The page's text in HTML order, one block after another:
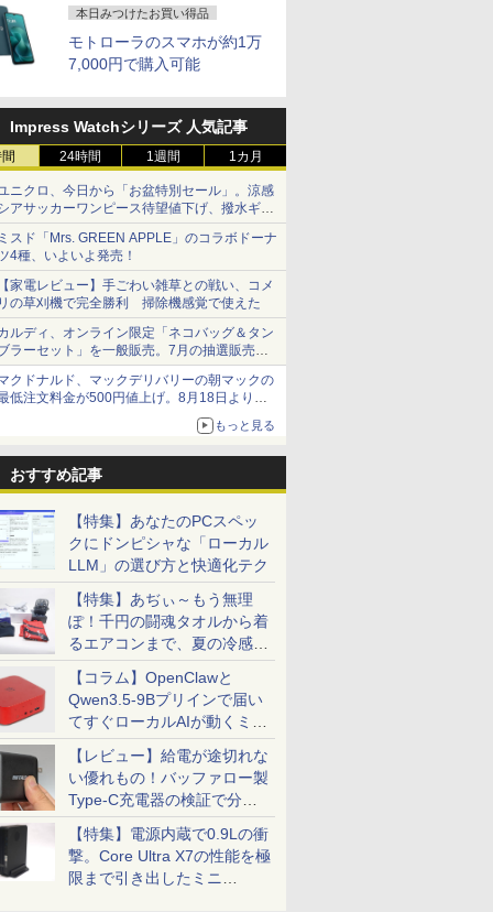
本日みつけたお買い得品
モトローラのスマホが約1万
7,000円で購入可能
Impress Watchシリーズ 人気記事
24時間 1週間 1カ月
ニクロ、今日から「お盆特別セール」。涼感
アサッカーワンピース待望値下げ、撥水ギア
ョーツは1990円に
スド「Mrs. GREEN APPLE」のコラボドーナ
4種、いよいよ発売！
家電レビュー】手ごわい雑草との戦い、コメ
の草刈機で完全勝利 掃除機感覚で使えた
ルディ、オンライン限定「ネコバッグ＆タン
ラーセット」を一般販売。7月の抽選販売の
選無効分
クドナルド、マックデリバリーの朝マックの
低注文料金が500円値上げ。8月18日より
もっと見る
おすすめ記事
【特集】あなたのPCスペッ
クにドンピシャな「ローカル
LLM」の選び方と快適化テク
【特集】あぢぃ～もう無理
ぽ！千円の闘魂タオルから着
るエアコンまで、夏の冷感グ
ッズ一挙紹介
【コラム】OpenClawと
Qwen3.5-9Bプリインで届い
てすぐローカルAIが動くミニ
PC「SER9 Pro」
【レビュー】給電が途切れな
い優れもの！バッファロー製
Type-C充電器の検証で分か
ったこと
【特集】電源内蔵で0.9Lの衝
撃。Core Ultra X7の性能を極
限まで引き出したミニ